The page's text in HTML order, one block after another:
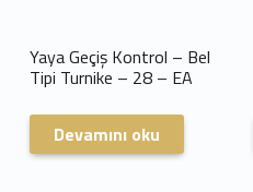
Yaya Geçiş Kontrol – Bel
Tipi Turnike – 28 – EA
Devamını oku